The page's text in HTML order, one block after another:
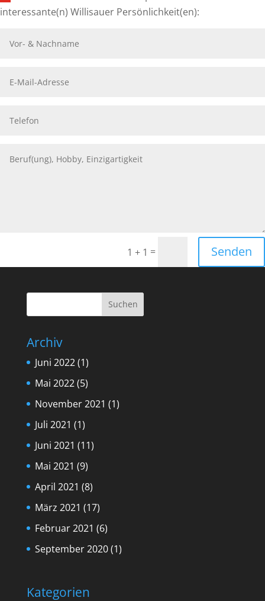
interessante(n) Willisauer Persönlichkeit(en):
1 + 1 = Senden
Archiv
Juni 2022(1)
Mai 2022(5)
November 2021 (1)
Juli 2021 (1)
Juni 2021 (11)
Mai 2021 (9)
April 2021 (8)
März 2021 (17)
Februar 2021 (6)
September 2020(1)
Kategorien